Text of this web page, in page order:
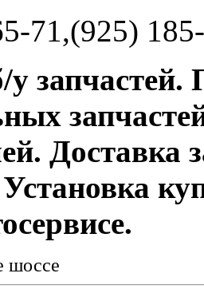
71,(925)
Доставка
шоссе